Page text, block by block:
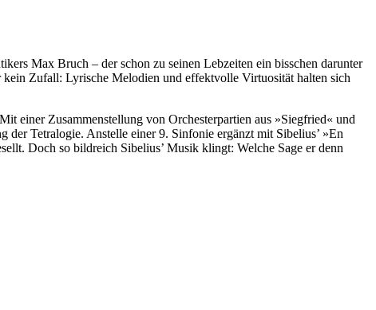
Max Bruch – der schon zu seinen Lebzeiten ein bisschen darunter
kein Zufall: Lyrische Melodien und effektvolle Virtuosität halten sich
einer Zusammenstellung von Orchesterpartien aus »Siegfried« und
Tetralogie. Anstelle einer 9. Sinfonie ergänzt mit Sibelius’ »En
Doch so bildreich Sibelius’ Musik klingt: Welche Sage er denn